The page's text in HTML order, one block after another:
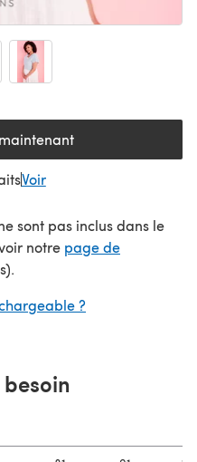
(s'ouvre dans un nouvel
Voir
sont pas inclus dans le
notre page de
nouvel onglet)
?